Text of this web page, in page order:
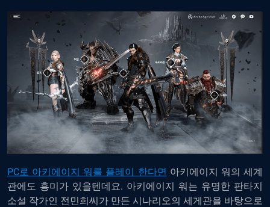
PC로 아키에이지 워를 플레이 한다면 아키에이지 워의 세계
관에도 흥미가 있을텐데요. 아키에이지 워는 유명한 판타지
소설 작가인 전민희씨가 만든 시나리오의 세게관을 바탕으로